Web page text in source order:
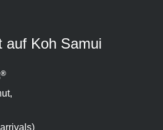
auf Koh Samui
®